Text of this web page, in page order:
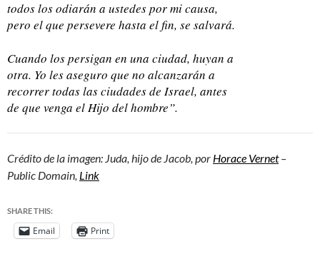
todos los odiarán a ustedes por mi causa,
pero el que persevere hasta el fin, se salvará.
Cuando los persigan en una ciudad, huyan a
otra. Yo les aseguro que no alcanzarán a
recorrer todas las ciudades de Israel, antes
de que venga el Hijo del hombre”.
Crédito de la imagen: Juda, hijo de Jacob, por Horace Vernet–
Public Domain, Link
SHARE THIS:
Email Print